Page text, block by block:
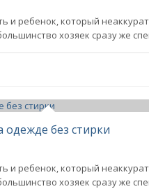
и ребенок, который
хозяек сразу же
одежде без стирки
и ребенок, который
хозяек сразу же